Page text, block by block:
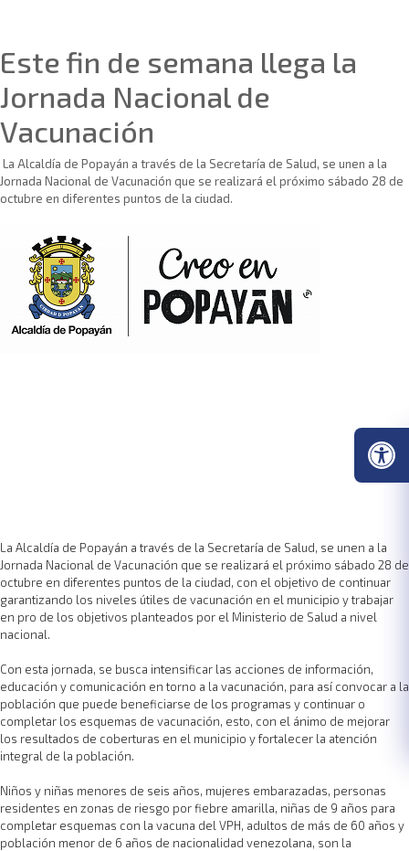
Este fin de semana llega la
Jornada Nacional de
Vacunación
La Alcaldía de Popayán a través de la Secretaría de Salud, se unen a la
Jornada Nacional de Vacunación que se realizará el próximo sábado 28 de
octubre en diferentes puntos de la ciudad.
La Alcaldía de Popayán a través de la Secretaría de Salud, se unen a la
Jornada Nacional de Vacunación que se realizará el próximo sábado 28 de
octubre en diferentes puntos de la ciudad, con el objetivo de continuar
garantizando los niveles útiles de vacunación en el municipio y trabajar
en pro de los objetivos planteados por el Ministerio de Salud a nivel
nacional.
Con esta jornada, se busca intensificar las acciones de información,
educación y comunicación en torno a la vacunación, para así convocar a la
población que puede beneficiarse de los programas y continuar o
completar los esquemas de vacunación, esto, con el ánimo de mejorar
los resultados de coberturas en el municipio y fortalecer la atención
integral de la población.
Niños y niñas menores de seis años, mujeres embarazadas, personas
residentes en zonas de riesgo por fiebre amarilla, niñas de 9 años para
completar esquemas con la vacuna del VPH, adultos de más de 60 años y
población menor de 6 años de nacionalidad venezolana, son la